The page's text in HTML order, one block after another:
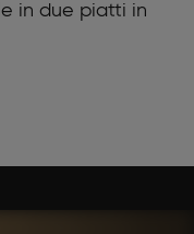
in due piatti in